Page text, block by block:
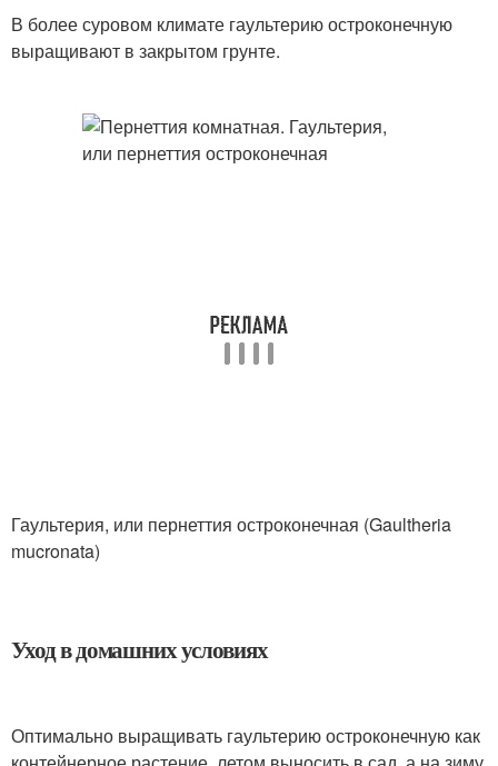
В более суровом климате гаультерию остроконечную
выращивают в закрытом грунте.
Гаультерия, или пернеттия остроконечная (Gaultheria
mucronata)
Уход в домашних условиях
Оптимально выращивать гаультерию остроконечную как